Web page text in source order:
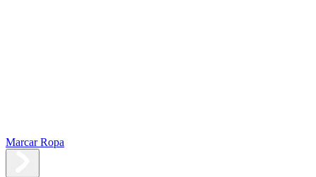
Marcar Ropa